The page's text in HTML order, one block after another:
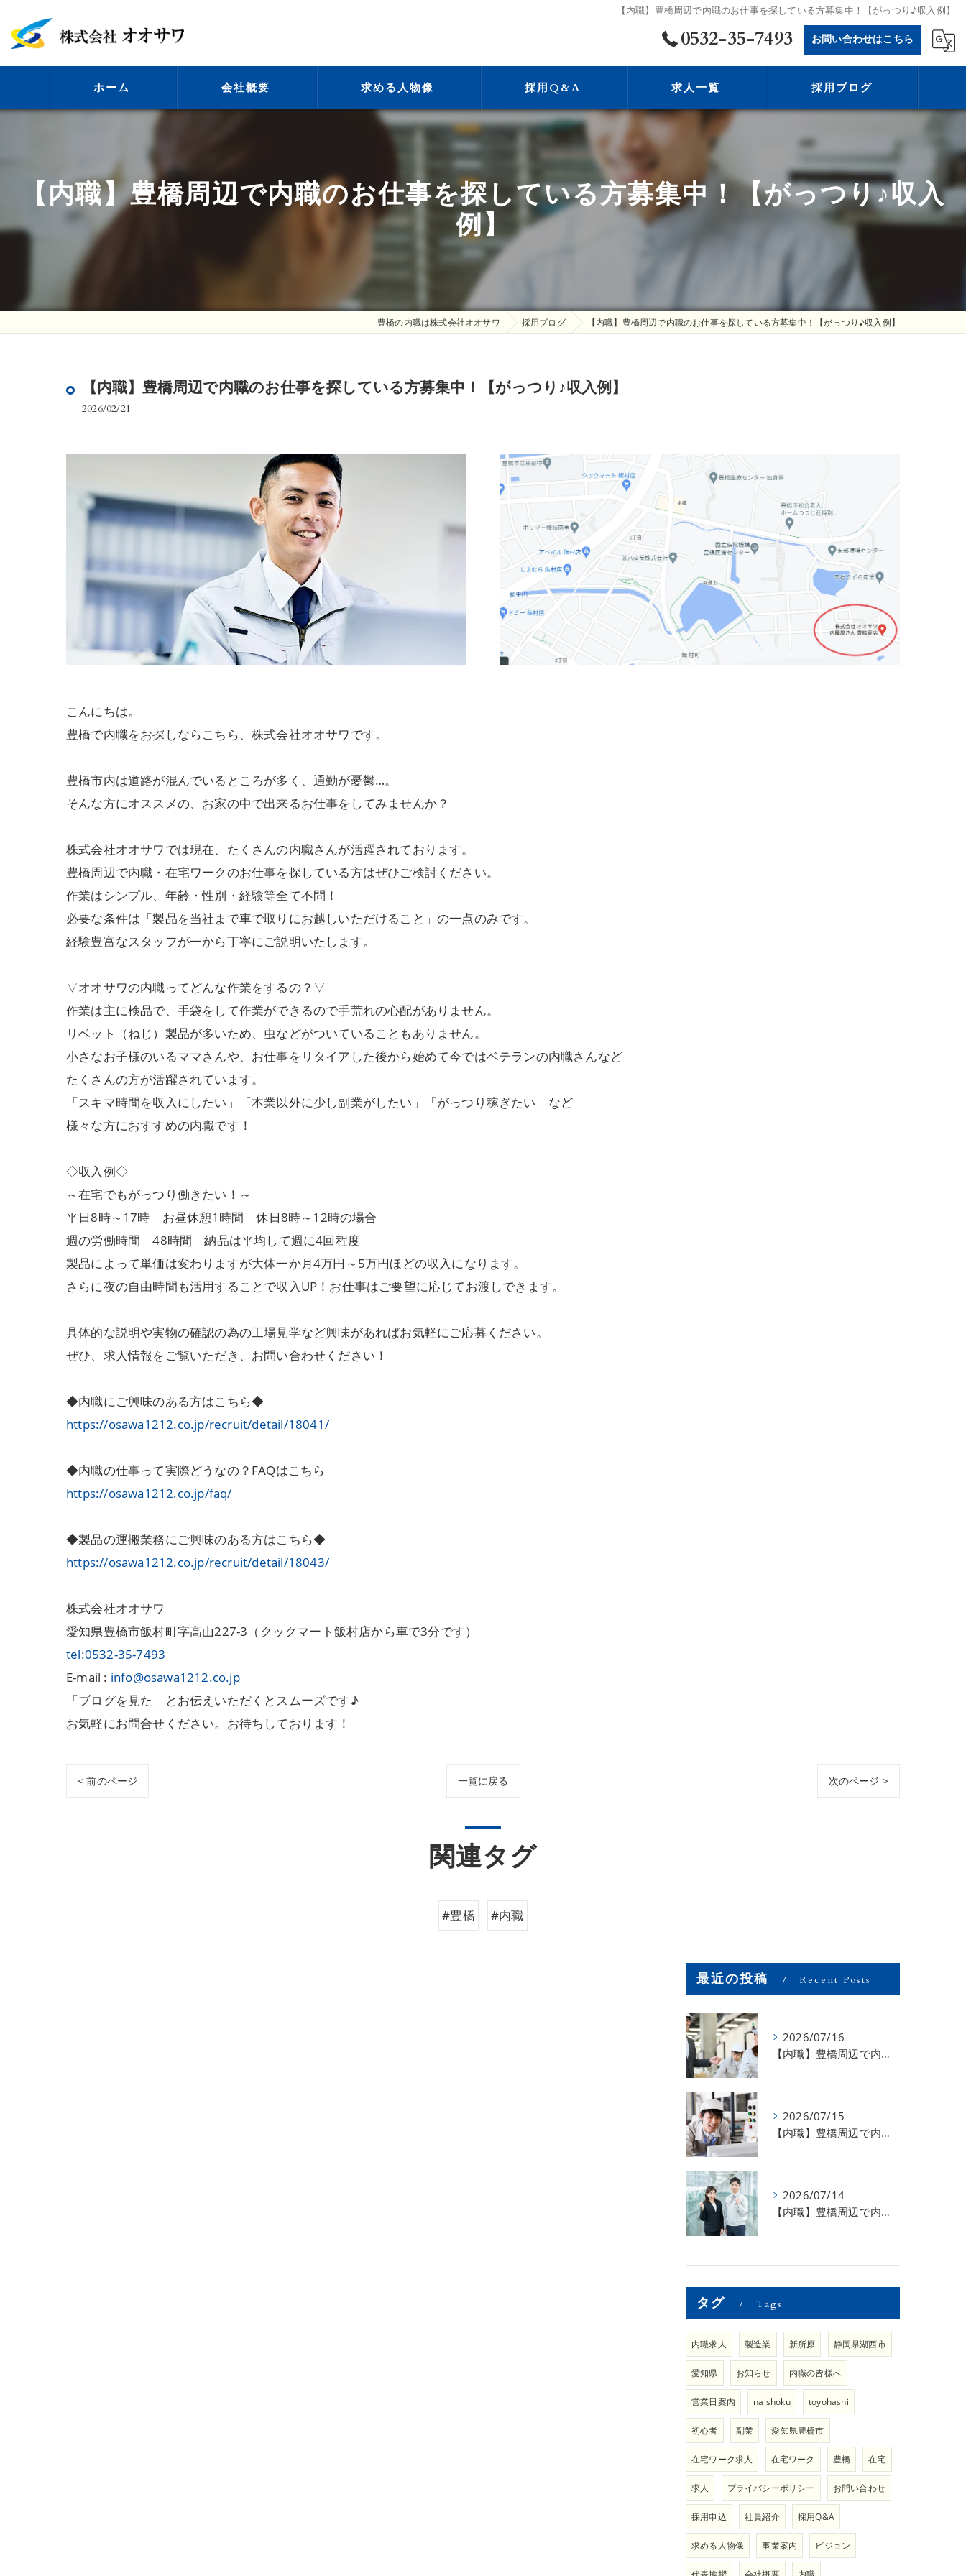
【内職】豊橋周辺で内職のお仕事を探している方募集中！【がっつり♪収入例】
0532-35-7493 お問い合わせはこちら
ホーム 会社概要
ビジョン
求める人物像 採用Q&A 求人一覧 採用ブログ
【内職】豊橋周辺で内職のお仕事を探している方募集中！【がっつり♪収入
例】
豊橋の内職は株式会社オオサワ 採用ブログ 【内職】豊橋周辺で内職のお仕事を探している方募集中！【がっつり♪収入例】
【内職】豊橋周辺で内職のお仕事を探している方募集中！【がっつり♪収入例】
2026/02/21
こんにちは。
豊橋で内職をお探しならこちら、株式会社オオサワです。
豊橋市内は道路が混んでいるところが多く、通勤が憂鬱…。
そんな方にオススメの、お家の中で出来るお仕事をしてみませんか？
株式会社オオサワでは現在、たくさんの内職さんが活躍されております。
豊橋周辺で内職・在宅ワークのお仕事を探している方はぜひご検討ください。
作業はシンプル、年齢・性別・経験等全て不問！
必要な条件は「製品を当社まで車で取りにお越しいただけること」の一点のみです。
経験豊富なスタッフが一から丁寧にご説明いたします。
▽オオサワの内職ってどんな作業をするの？▽
作業は主に検品で、手袋をして作業ができるので手荒れの心配がありません。
リベット（ねじ）製品が多いため、虫などがついていることもありません。
小さなお子様のいるママさんや、お仕事をリタイアした後から始めて今ではベテランの内職さんなど
たくさんの方が活躍されています。
「スキマ時間を収入にしたい」「本業以外に少し副業がしたい」「がっつり稼ぎたい」など
様々な方におすすめの内職です！
◇収入例◇
～在宅でもがっつり働きたい！～
平日8時～17時 お昼休憩1時間 休日8時～12時の場合
週の労働時間 48時間 納品は平均して週に4回程度
製品によって単価は変わりますが大体一か月4万円～5万円ほどの収入になります。
さらに夜の自由時間も活用することで収入UP！お仕事はご要望に応じてお渡しできます。
具体的な説明や実物の確認の為の工場見学など興味があればお気軽にご応募ください。
ぜひ、求人情報をご覧いただき、お問い合わせください！
◆内職にご興味のある方はこちら◆
https://osawa1212.co.jp/recruit/detail/18041/
◆内職の仕事って実際どうなの？FAQはこちら
https://osawa1212.co.jp/faq/
◆製品の運搬業務にご興味のある方はこちら◆
https://osawa1212.co.jp/recruit/detail/18043/
株式会社オオサワ
愛知県豊橋市飯村町字高山227-3（クックマート飯村店から車で3分です）
tel:0532-35-7493
E-mail : info@osawa1212.co.jp
「ブログを見た」とお伝えいただくとスムーズです♪
お気軽にお問合せください。お待ちしております！
< 前のページ 一覧に戻る 次のページ >
関連タグ
#豊橋 #内職
最近の投稿 Recent Posts
2026/07/16
【内職】豊橋周辺で内職のお仕事を探している方募集中！【お仕事の内容】
2026/07/15
【内職】豊橋周辺で内職のお仕事を探している方募集中！【急な学級閉鎖も安心】
2026/07/14
【内職】豊橋周辺で内職のお仕事を探している方募集中！【内職さまのお声②】
タグ Tags
内職求人 製造業 新所原 静岡県湖西市
愛知県 お知らせ 内職の皆様へ
営業日案内 naishoku toyohashi
初心者 副業 愛知県豊橋市
在宅ワーク求人 在宅ワーク 豊橋 在宅
求人 プライバシーポリシー お問い合わせ
採用申込 社員紹介 採用Q&A
求める人物像 事業案内 ビジョン